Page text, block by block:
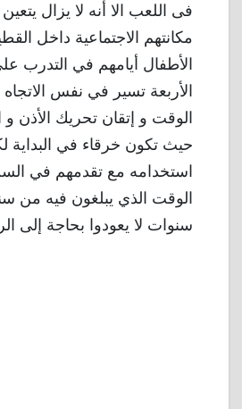
فى اللعب الا أنه لا يزال
مكانتهم الاجتماعية داخل
الأطفال أيامهم في التدرب
الأربعة تسير في نفس
الوقت و إتقان تحريك الأذن
حيث تكون خرقاء في البداية
استخدامه مع تقدمهم في
الوقت الذي يبلغون فيه من
سنوات لا يعودوا بحاجة إلى